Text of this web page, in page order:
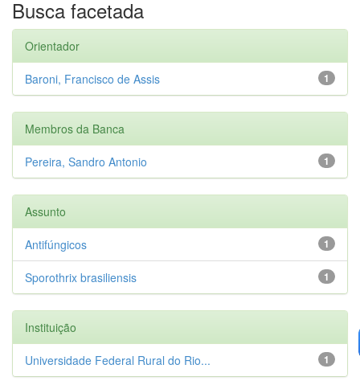
Busca facetada
Orientador
1
Baroni, Francisco de Assis
Membros da Banca
1
Pereira, Sandro Antonio
Assunto
1
Antifúngicos
1
Sporothrix brasiliensis
Instituição
1
Universidade Federal Rural do Rio...